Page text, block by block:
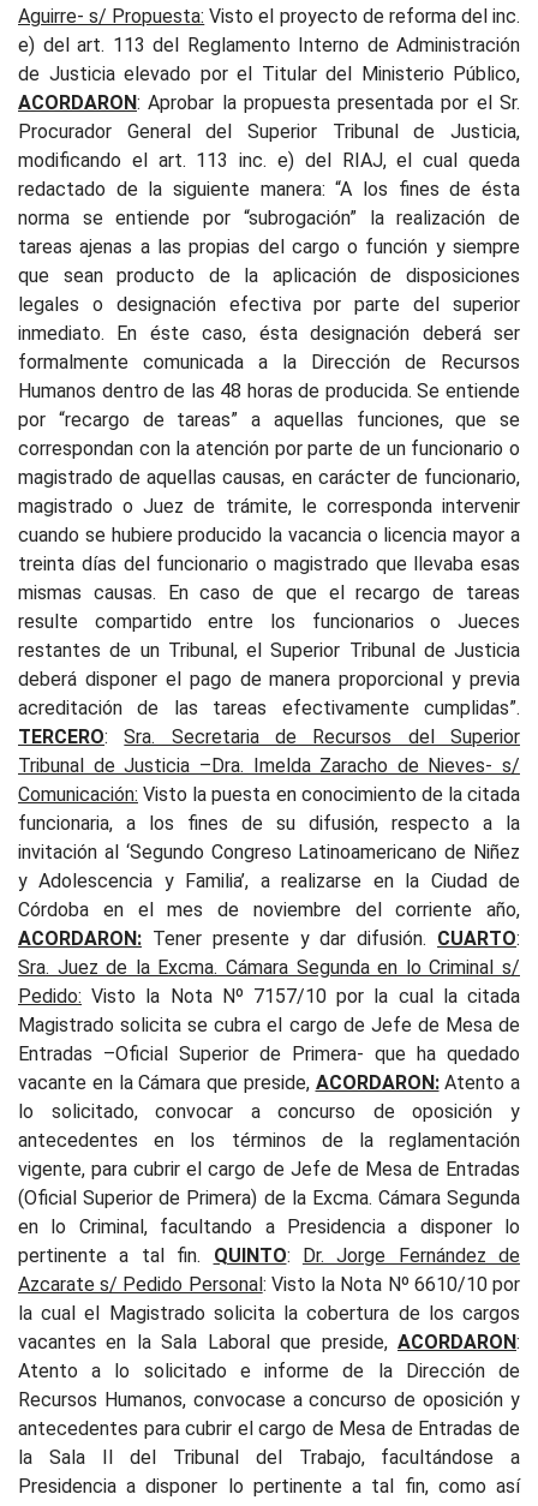
Aguirre- s/ Propuesta: Visto el proyecto de reforma del inc.
e) del art. 113 del Reglamento Interno de Administración
de Justicia elevado por el Titular del Ministerio Público,
ACORDARON: Aprobar la propuesta presentada por el Sr.
Procurador General del Superior Tribunal de Justicia,
modificando el art. 113 inc. e) del RIAJ, el cual queda
redactado de la siguiente manera: “A los fines de ésta
norma se entiende por “subrogación” la realización de
tareas ajenas a las propias del cargo o función y siempre
que sean producto de la aplicación de disposiciones
legales o designación efectiva por parte del superior
inmediato. En éste caso, ésta designación deberá ser
formalmente comunicada a la Dirección de Recursos
Humanos dentro de las 48 horas de producida. Se entiende
por “recargo de tareas” a aquellas funciones, que se
correspondan con la atención por parte de un funcionario o
magistrado de aquellas causas, en carácter de funcionario,
magistrado o Juez de trámite, le corresponda intervenir
cuando se hubiere producido la vacancia o licencia mayor a
treinta días del funcionario o magistrado que llevaba esas
mismas causas. En caso de que el recargo de tareas
resulte compartido entre los funcionarios o Jueces
restantes de un Tribunal, el Superior Tribunal de Justicia
deberá disponer el pago de manera proporcional y previa
acreditación de las tareas efectivamente cumplidas”.
TERCERO:Sra. Secretaria de Recursos del Superior
Tribunal de Justicia –Dra. Imelda Zaracho de Nieves- s/
Comunicación: Visto la puesta en conocimiento de la citada
funcionaria, a los fines de su difusión, respecto a la
invitación al ‘Segundo Congreso Latinoamericano de Niñez
y Adolescencia y Familia’, a realizarse en la Ciudad de
Córdoba en el mes de noviembre del corriente año,
ACORDARON: Tener presente y dar difusión. CUARTO:
Sra. Juez de la Excma. Cámara Segunda en lo Criminal s/
Pedido: Visto la Nota Nº 7157/10 por la cual la citada
Magistrado solicita se cubra el cargo de Jefe de Mesa de
Entradas –Oficial Superior de Primera- que ha quedado
vacante en la Cámara que preside, ACORDARON:Atento a
lo solicitado, convocar a concurso de oposición y
antecedentes en los términos de la reglamentación
vigente, para cubrir el cargo de Jefe de Mesa de Entradas
(Oficial Superior de Primera) de la Excma. Cámara Segunda
en lo Criminal, facultando a Presidencia a disponer lo
pertinente a tal fin. QUINTO: Dr. Jorge Fernández de
Azcarate s/ Pedido Personal: Visto la Nota Nº 6610/10 por
la cual el Magistrado solicita la cobertura de los cargos
vacantes en la Sala Laboral que preside, ACORDARON:
Atento a lo solicitado e informe de la Dirección de
Recursos Humanos, convocase a concurso de oposición y
antecedentes para cubrir el cargo de Mesa de Entradas de
la Sala II del Tribunal del Trabajo, facultándose a
Presidencia a disponer lo pertinente a tal fin, como así